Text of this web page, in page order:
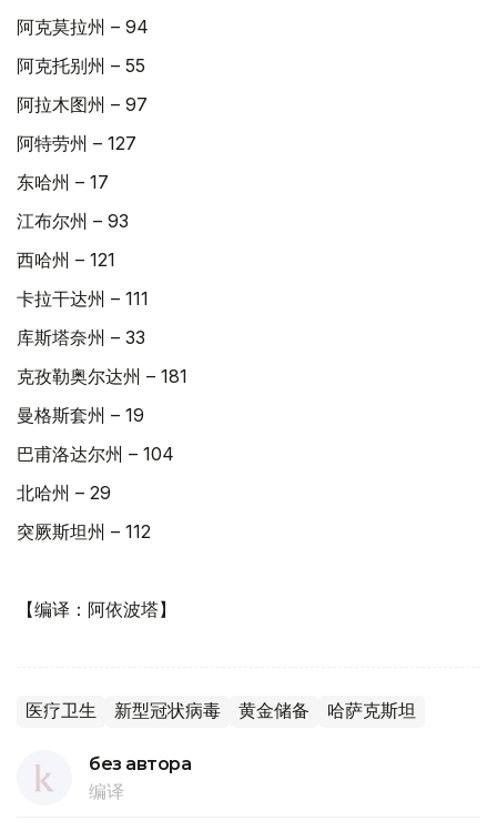
阿克莫拉州 – 94
阿克托别州 – 55
阿拉木图州 – 97
阿特劳州 – 127
东哈州 – 17
江布尔州 – 93
西哈州 – 121
卡拉干达州 – 111
库斯塔奈州 – 33
克孜勒奥尔达州 – 181
曼格斯套州 – 19
巴甫洛达尔州 – 104
北哈州 – 29
突厥斯坦州 – 112
【编译：阿依波塔】
医疗卫生 新型冠状病毒 黄金储备 哈萨克斯坦
без автора
编译